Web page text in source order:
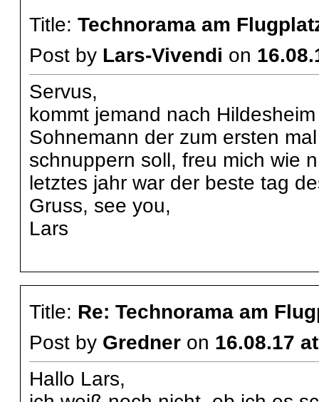
Title: Technorama am
Post by Lars-Vivendi on
Servus,
kommt jemand nach
Sohnemann der zum ersten
schnuppern soll, freu mich wie
letztes jahr war der beste tag
Gruss, see you,
Lars
Title: Re: Technorama am
Post by Gredneron 16.08.17
Hallo Lars,